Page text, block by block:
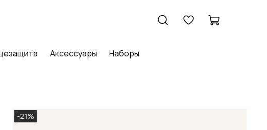
Аксессуары Наборы
-21%